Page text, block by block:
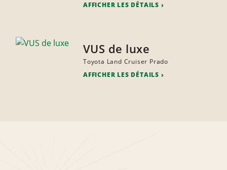
AFFICHER LES DÉTAILS
VUS de luxe
Toyota Land Cruiser Prado
AFFICHER LES DÉTAILS